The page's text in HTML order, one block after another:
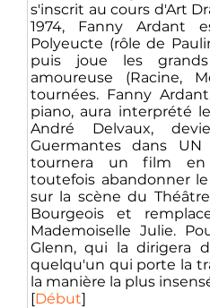
s'inscrit au cours d'Art
1974, Fanny Ardant
Polyeucte (rôle de
puis joue les
amoureuse (Racine,
tournées. Fanny
piano, aura interprété
André Delvaux,
Guermantes dans
tournera un film en
toutefois abandonner
sur la scène du
Bourgeois et
Mademoiselle Julie.
Glenn, qui la dirigera
quelqu'un qui porte la
la manière la plus
[Début]